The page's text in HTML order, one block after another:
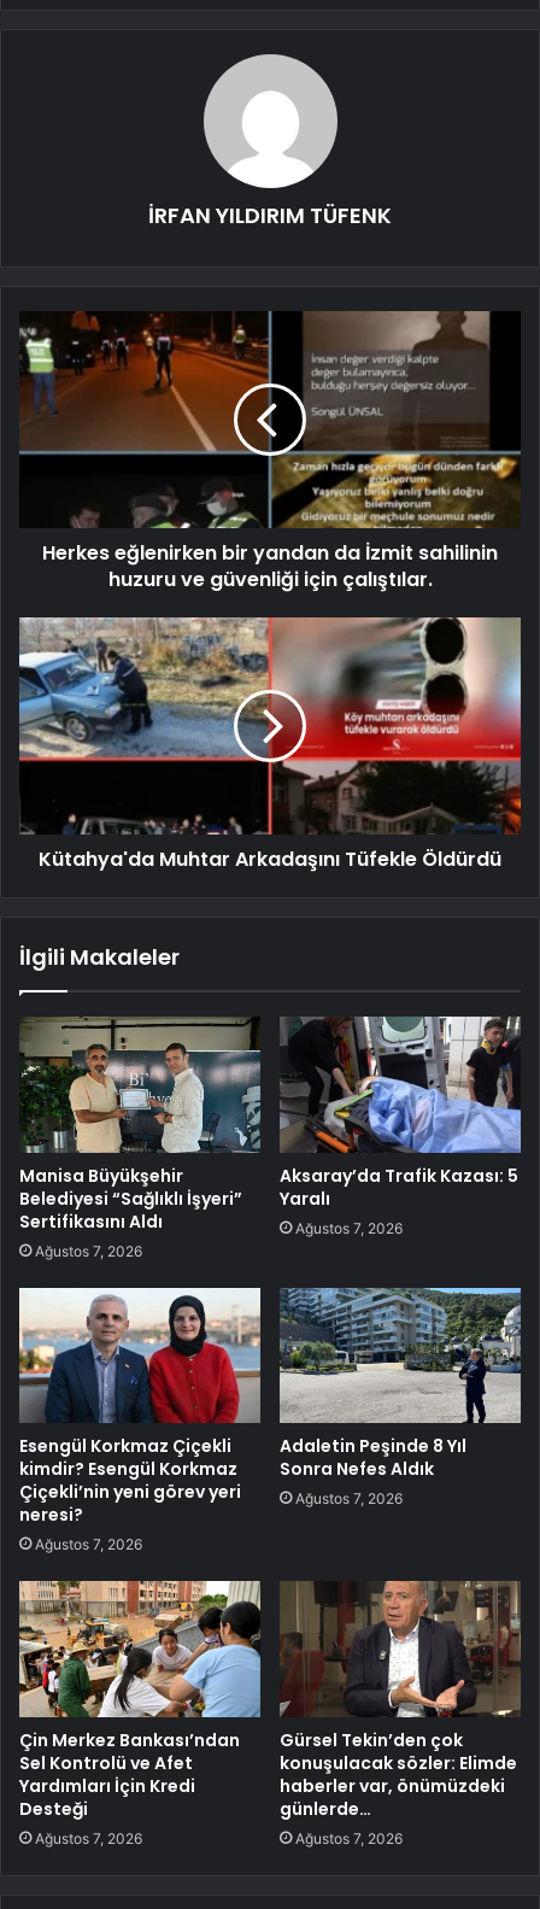
İRFAN YILDIRIM TÜFENK
Herkes eğlenirken bir yandan da İzmit sahilinin
huzuru ve güvenliği için çalıştılar.
Kütahya'da Muhtar Arkadaşını Tüfekle Öldürdü
İlgili Makaleler
Manisa Büyükşehir
Belediyesi “Sağlıklı İşyeri”
Sertifikasını Aldı
Ağustos 7, 2026
Aksaray’da Trafik Kazası: 5
Yaralı
Ağustos 7, 2026
Esengül Korkmaz Çiçekli
kimdir? Esengül Korkmaz
Çiçekli’nin yeni görev yeri
neresi?
Ağustos 7, 2026
Adaletin Peşinde 8 Yıl
Sonra Nefes Aldık
Ağustos 7, 2026
Çin Merkez Bankası’ndan
Sel Kontrolü ve Afet
Yardımları İçin Kredi
Desteği
Ağustos 7, 2026
Gürsel Tekin’den çok
konuşulacak sözler: Elimde
haberler var, önümüzdeki
günlerde…
Ağustos 7, 2026